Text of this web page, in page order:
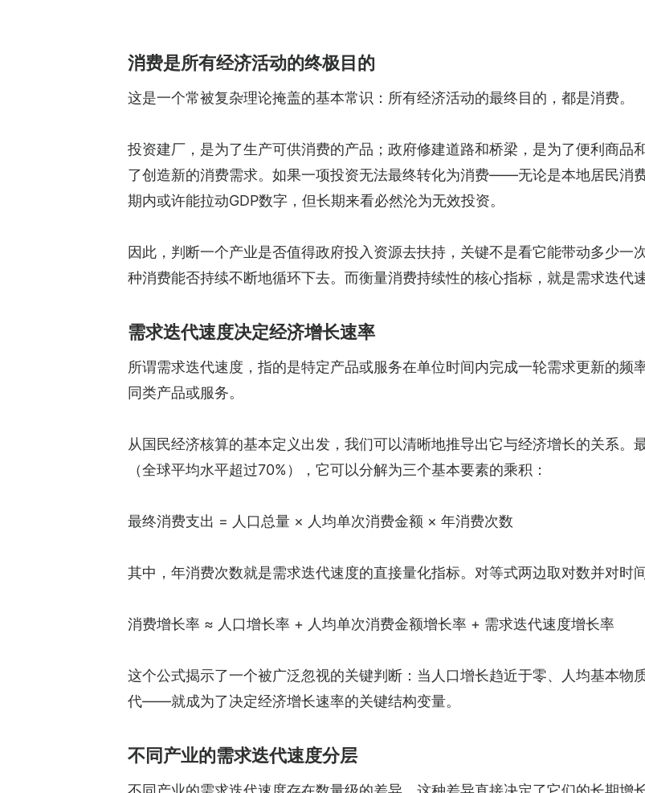
消费是所有经济活动的终极目的
这是一个常被复杂理论掩盖的基本常识：所有经济活动的最终目的，都是消费。
投资建厂，是为了生产可供消费的产品；政府修建道路和桥梁，是为了便利商品
了创造新的消费需求。如果一项投资无法最终转化为消费——无论是本地居民
期内或许能拉动GDP数字，但长期来看必然沦为无效投资。
因此，判断一个产业是否值得政府投入资源去扶持，关键不是看它能带动多少
种消费能否持续不断地循环下去。而衡量消费持续性的核心指标，就是需求迭代速
需求迭代速度决定经济增长速率
所谓需求迭代速度，指的是特定产品或服务在单位时间内完成一轮需求更新的频
同类产品或服务。
从国民经济核算的基本定义出发，我们可以清晰地推导出它与经济增长的关系。
（全球平均水平超过70%），它可以分解为三个基本要素的乘积：
最终消费支出 = 人口总量 × 人均单次消费金额 × 年消费次数
其中，年消费次数就是需求迭代速度的直接量化指标。对等式两边取对数并对时
消费增长率 ≈ 人口增长率 + 人均单次消费金额增长率 + 需求迭代速度增长率
这个公式揭示了一个被广泛忽视的关键判断：当人口增长趋近于零、人均基本
代——就成为了决定经济增长速率的关键结构变量。
不同产业的需求迭代速度分层